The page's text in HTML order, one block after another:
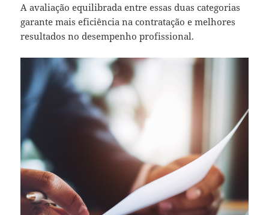
A avaliação equilibrada entre essas duas categorias
garante mais eficiência na contratação e melhores
resultados no desempenho profissional.